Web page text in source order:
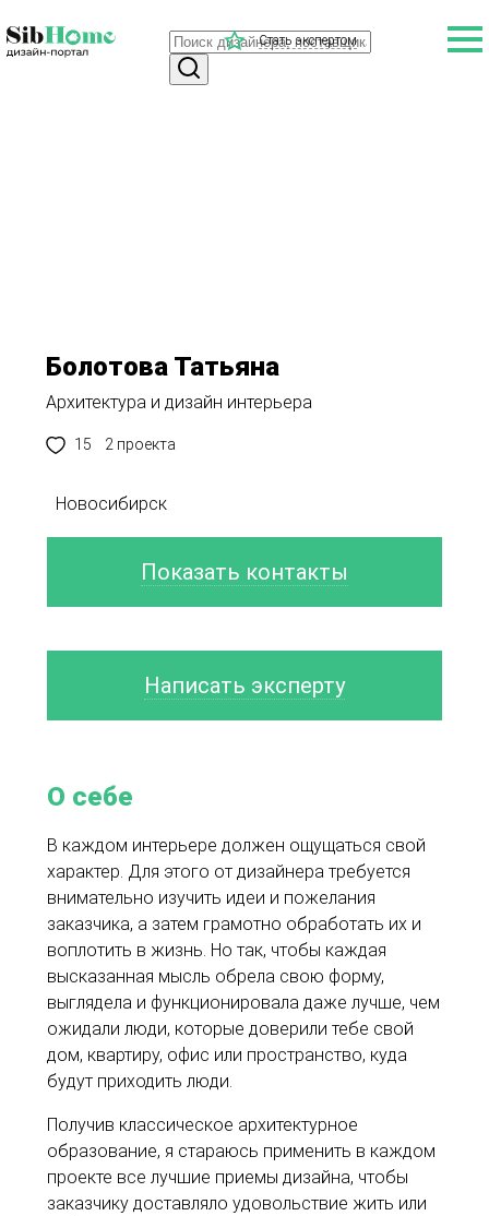
Стать экспертом
Болотова Татьяна
Архитектура и дизайн интерьера
15 2 проекта
О себе
В каждом интерьере должен ощущаться свой
характер. Для этого от дизайнера требуется
внимательно изучить идеи и пожелания
заказчика, а затем грамотно обработать их и
воплотить в жизнь. Но так, чтобы каждая
высказанная мысль обрела свою форму,
выглядела и функционировала даже лучше, чем
ожидали люди, которые доверили тебе свой
дом, квартиру, офис или пространство, куда
будут приходить люди.
Получив классическое архитектурное
образование, я стараюсь применить в каждом
проекте все лучшие приемы дизайна, чтобы
заказчику доставляло удовольствие жить или
Новосибирск
Показать контакты
Написать эксперту